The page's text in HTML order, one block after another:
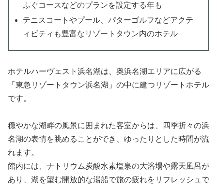
ふぐコースなどのプランを設定する年も
テニスコートやプール、パターゴルフなどアクテ
ィビティも豊富なリゾートタウン内のホテル
ホテルハーヴェスト浜名湖は、奥浜名湖エリアに広がる
「東急リゾートタウン浜名湖」の中に建つリゾートホテル
です。
穏やかな湖畔の風景に囲まれた客室からは、四季折々の浜
名湖の表情を眺めることができ、ゆったりとした時間が流
れます。
館内には、ナトリウム炭酸水素塩泉の大浴場や露天風呂が
あり、湖を望む開放的な湯船で旅の疲れをリフレッシュで